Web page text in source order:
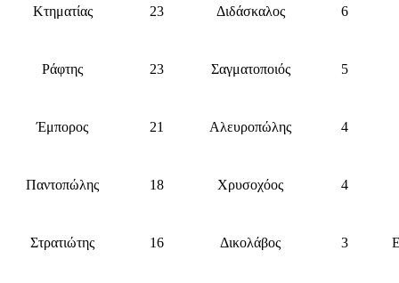
Κτηματίας 23 Διδάσκαλος 6
Ράφτης 23 Σαγματοποιός 5
Έμπορος 21 Αλευροπώλης 4
Παντοπώλης 18 Χρυσοχόος 4
Στρατιώτης 16 Δικολάβος 3